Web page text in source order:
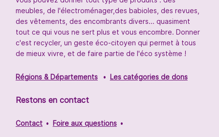
meubles, de l'électroménager,des babioles, des revues,
des vêtements, des encombrants divers... quasiment
tout ce qui vous ne sert plus et vous encombre. Donner
c'est recycler, un geste éco-citoyen qui permet à tous
de mieux vivre, et de faire partie de l'éco système !
Régions & Départements Les catégories de dons
Restons en contact
Contact Foire aux questions